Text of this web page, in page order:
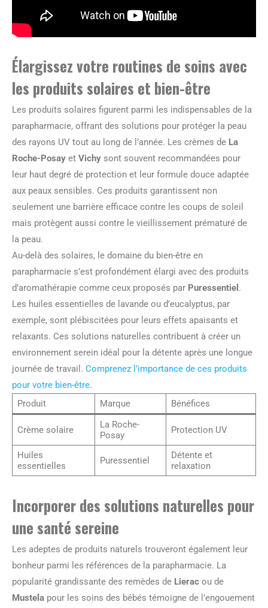
Élargissez votre routines de soins avec
les produits solaires et bien-être
Les produits solaires figurent parmi les indispensables de la
parapharmacie, offrant des solutions pour protéger la peau
des rayons UV tout au long de l’année. Les crèmes de La
Roche-Posay et Vichy sont souvent recommandées pour
leur haut degré de protection et leur formule douce adaptée
aux peaux sensibles. Ces produits garantissent non
seulement une barrière efficace contre les coups de soleil
mais protègent aussi contre le vieillissement prématuré de
la peau.
Au-delà des solaires, le domaine du bien-être en
parapharmacie s’est profondément élargi avec des produits
d’aromathérapie comme ceux proposés par Puressentiel .
Les huiles essentielles de lavande ou d’eucalyptus, par
exemple, sont plébiscitées pour leurs effets apaisants et
relaxants. Ces solutions naturelles contribuent à créer un
environnement serein idéal pour la détente après une longue
journée de travail. Comprenez l’importance de ces produits
pour votre bien-être.
Produit
Marque Bénéfices
Crème solaire
La Roche-
Posay
Protection UV
Huiles
essentielles
Puressentiel
Détente et
relaxation
Incorporer des solutions naturelles pour
une santé sereine
Les adeptes de produits naturels trouveront également leur
bonheur parmi les références de la parapharmacie. La
popularité grandissante des remèdes de Lierac ou de
Mustela pour les soins des bébés témoigne de l’engouement